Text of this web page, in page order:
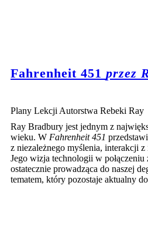
Fahrenheit 451 przez
Plany Lekcji Autorstwa Rebeki Ray
Ray Bradbury jest jednym z
wieku. W Fahrenheit 451
z niezależnego myślenia, interakcji
Jego wizja technologii w
ostatecznie prowadząca do naszej
tematem, który pozostaje aktualny